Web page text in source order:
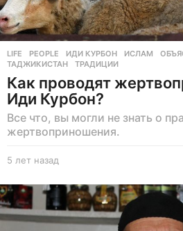
LIFE ,PEOPLE ИДИ КУРБОН ,ИСЛАМ ,
ТАДЖИКИСТАН
,ТРАДИЦИИ
Как проводят
Иди Курбон?
Все что, вы могли не знать о
жертвоприношения.
5 лет назад
е
н
а